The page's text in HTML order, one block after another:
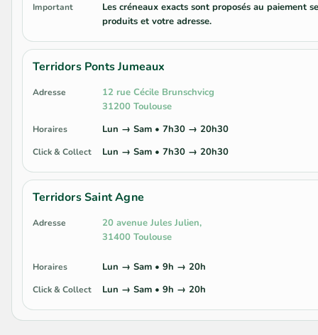
Important
Les créneaux exacts sont proposés au paiement
produits et votre adresse.
Terridors Ponts Jumeaux
Adresse
12 rue Cécile Brunschvicg
31200 Toulouse
Horaires Lun → Sam • 7h30 → 20h30
Click & Collect Lun → Sam • 7h30 → 20h30
Terridors Saint Agne
Adresse
20 avenue Jules Julien,
31400 Toulouse
Horaires Lun → Sam • 9h → 20h
Click & Collect Lun → Sam • 9h → 20h